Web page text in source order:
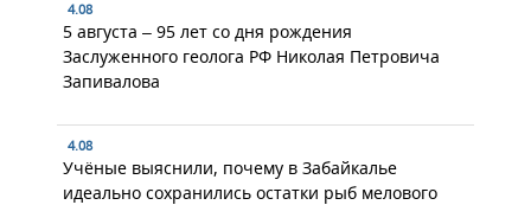
4.08
5 августа – 95 лет со дня рождения
Заслуженного геолога РФ Николая Петровича
Запивалова
4.08
Учёные выяснили, почему в Забайкалье
идеально сохранились остатки рыб мелового